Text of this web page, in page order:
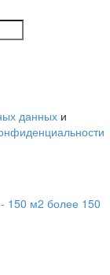
данных и
150 м2 более 150